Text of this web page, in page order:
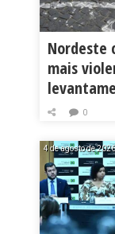
Nordeste
mais
0
4 de agosto de 2026